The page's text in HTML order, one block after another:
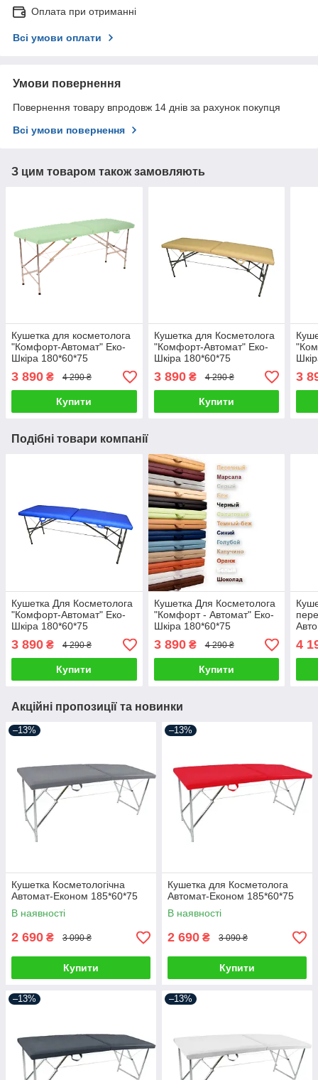
Оплата при отриманні
Всі умови оплати
Умови повернення
Повернення товару впродовж 14 днів за рахунок покупця
Всі умови повернення
З цим товаром також замовляють
Кушетка для косметолога
"Комфорт-Автомат" Еко-
Шкіра 180*60*75
3 890 ₴ 4 290 ₴
Купити
Кушетка для Косметолога
"Комфорт-Автомат" Еко-
Шкіра 180*60*75
3 890₴ 4 290 ₴
Купити
3
Подібні товари компанії
Кушетка Для Косметолога
"Комфорт-Автомат" Еко-
Шкіра 180*60*75
3 890 ₴ 4 290 ₴
Купити
Кушетка Для Косметолога
"Комфорт - Автомат" Еко-
Шкіра 180*60*75
3 890₴ 4 290 ₴
Купити
4
Акційні пропозиції та новинки
–13%
Кушетка Косметологічна
Автомат-Економ 185*60*75
В наявності
2 690 ₴ 3 090 ₴
Купити
–13%
Кушетка для Косметолога
Автомат-Економ 185*60*75
В наявності
2 690 ₴ 3 090 ₴
Купити
–13% –13%